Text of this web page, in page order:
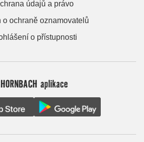
údajů a právo
o ochraně oznamovatelů
o přístupnosti
HORNBACH aplikace